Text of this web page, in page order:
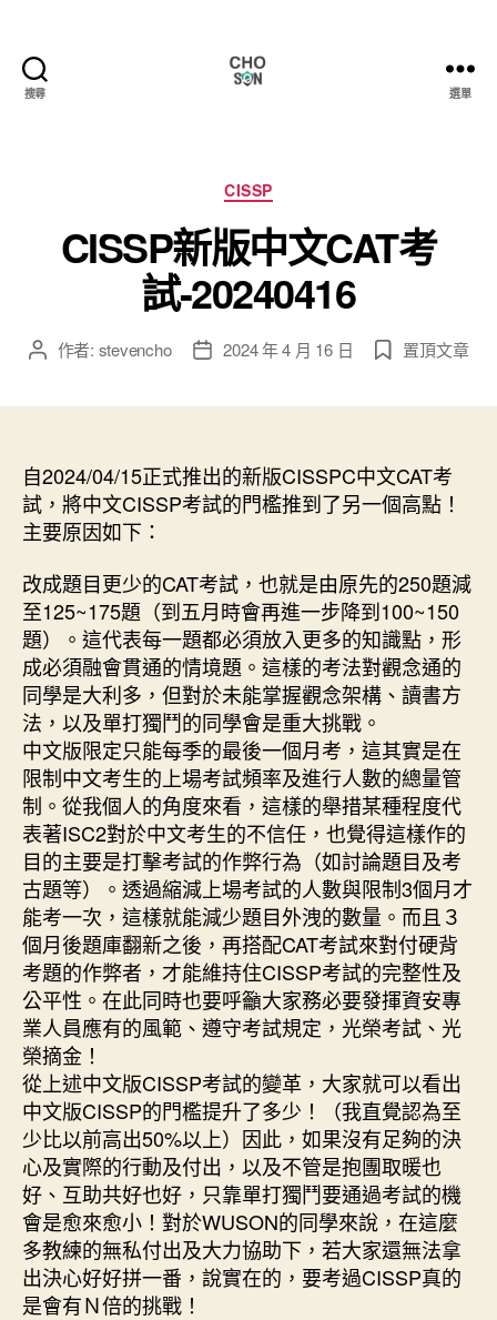
搜尋
大
小
事
選單
分
類
CISSP
CISSP新版中文CAT考
試-20240416
文 作者: stevencho
文
期
2024 年 4 月 16 日 置頂文章
自2024/04/15正式推出的新版CISSPC中文CAT考
試，將中文CISSP考試的門檻推到了另一個高點！
主要原因如下：
改成題目更少的CAT考試，也就是由原先的250題減
至125~175題（到五月時會再進一步降到100~150
題）。這代表每一題都必須放入更多的知識點，形
成必須融會貫通的情境題。這樣的考法對觀念通的
同學是大利多，但對於未能掌握觀念架構、讀書方
法，以及單打獨鬥的同學會是重大挑戰。
中文版限定只能每季的最後一個月考，這其實是在
限制中文考生的上場考試頻率及進行人數的總量管
制。從我個人的角度來看，這樣的舉措某種程度代
表著ISC2對於中文考生的不信任，也覺得這樣作的
目的主要是打擊考試的作弊行為（如討論題目及考
古題等）。透過縮減上場考試的人數與限制3個月才
能考一次，這樣就能減少題目外洩的數量。而且３
個月後題庫翻新之後，再搭配CAT考試來對付硬背
考題的作弊者，才能維持住CISSP考試的完整性及
公平性。在此同時也要呼籲大家務必要發揮資安專
業人員應有的風範、遵守考試規定，光榮考試、光
榮摘金！
從上述中文版CISSP考試的變革，大家就可以看出
中文版CISSP的門檻提升了多少！（我直覺認為至
少比以前高出50%以上）因此，如果沒有足夠的決
心及實際的行動及付出，以及不管是抱團取暖也
好、互助共好也好，只靠單打獨鬥要通過考試的機
會是愈來愈小！對於WUSON的同學來說，在這麼
多教練的無私付出及大力協助下，若大家還無法拿
出決心好好拼一番，說實在的，要考過CISSP真的
是會有Ｎ倍的挑戰！